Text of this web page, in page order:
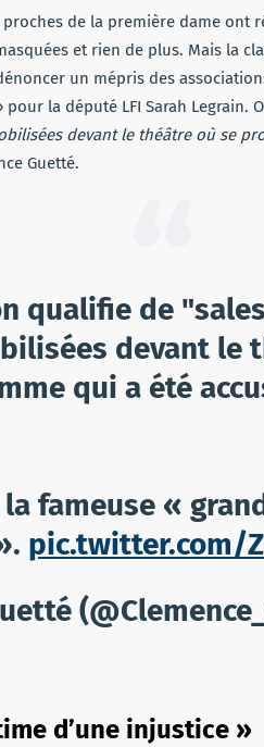
de la première dame
et rien de plus. Mais la
un mépris des
pour la député LFI Sarah Legrain.
devant le théâtre où se
Guetté.
qualifie de
devant le
qui a été
fameuse «
pic.twitter.com/
d’une injustice »